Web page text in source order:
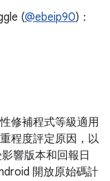
(@ebeip90)：
修補程式等級適用
程度評定原因，以
響版本和回報日
開放原始碼計